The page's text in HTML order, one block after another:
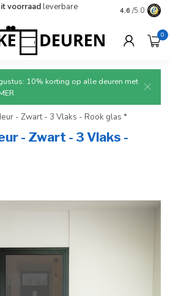
voorraadleverbare Betrouwbare
4.6 /5.0
0
10% korting op alle deuren met
- Zwart - 3 Vlaks - Rook glas *
- Zwart - 3 Vlaks -